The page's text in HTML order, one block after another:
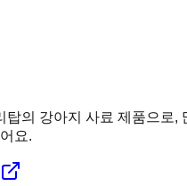
탑의 강아지 사료 제품으로,
요.